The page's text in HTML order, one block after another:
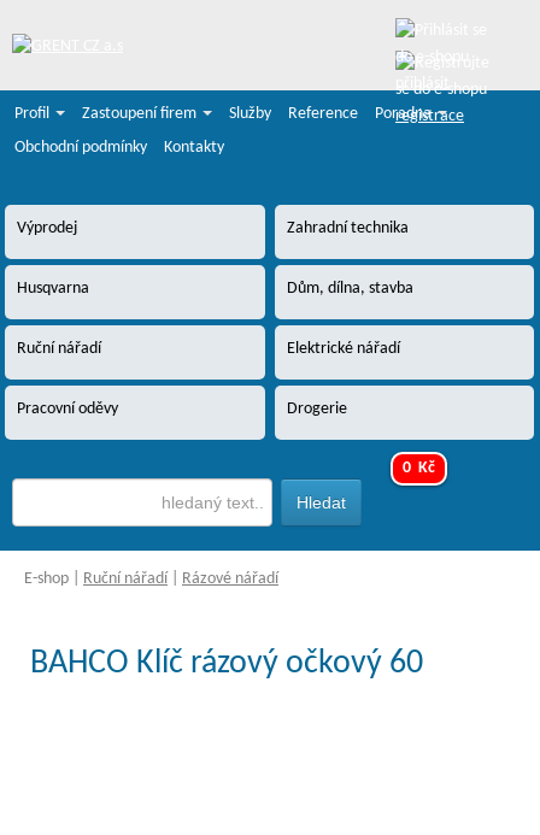
registrace
Profil
Zastoupení firem Služby Reference
Poradna
Obchodní podmínky
Kontakty
Výprodej Zahradní technika
Husqvarna Dům, dílna, stavba
Ruční nářadí Elektrické nářadí
Pracovní oděvy Drogerie
0 Kč
E-shop Ruční nářadí Rázové nářadí
BAHCO Klíč rázový očkový 60